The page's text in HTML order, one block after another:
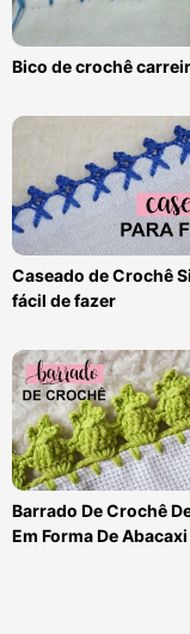
Bico de crochê
Caseado de Crochê
fácil de fazer
Barrado De Crochê
Em Forma De Abacaxi